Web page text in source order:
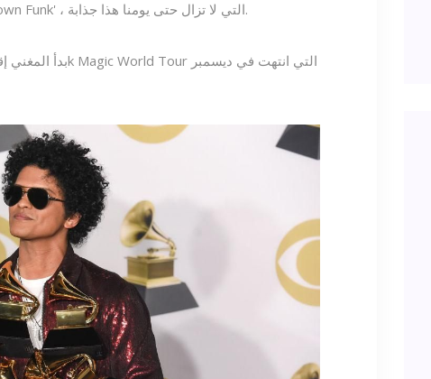
العام في جوائز جرامي. لقد أعطتنا أيضًا 'Uptown Funk' ، التي لا تزال حتى يومنا هذا جذابة.